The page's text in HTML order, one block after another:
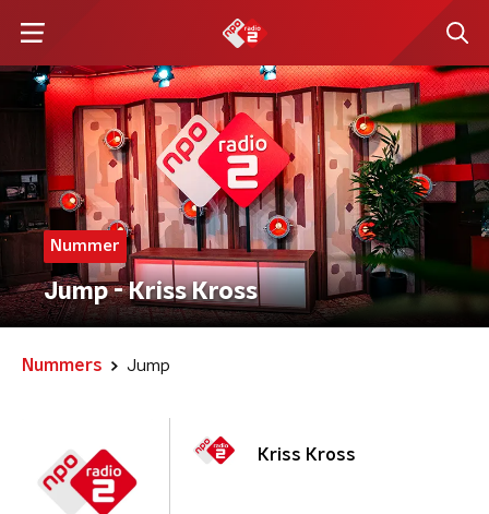
Nummer
Jump - Kriss Kross
Nummers Jump
Kriss Kross